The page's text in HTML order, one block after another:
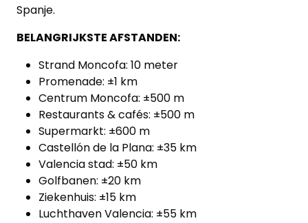
Spanje.
BELANGRIJKSTE AFSTANDEN:
Strand Moncofa: 10 meter
Promenade: ±1 km
Centrum Moncofa: ±500 m
Restaurants & cafés: ±500 m
Supermarkt: ±600 m
Castellón de la Plana: ±35 km
Valencia stad: ±50 km
Golfbanen: ±20 km
Ziekenhuis: ±15 km
Luchthaven Valencia: ±55 km